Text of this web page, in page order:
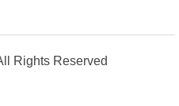
Rights Reserved